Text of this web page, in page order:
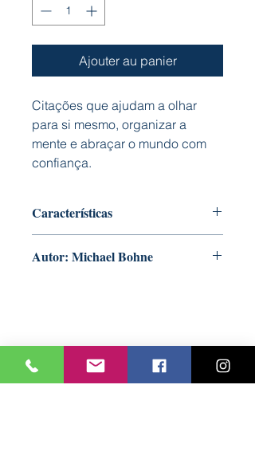
Ajouter au panier
Citações que ajudam a olhar
para si mesmo, organizar a
mente e abraçar o mundo com
confiança.
Características
Formato: 140 mm x 210 mm
Autor: Michael Bohne